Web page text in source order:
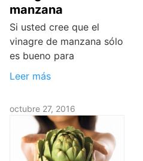
manzana
Si usted cree que el
vinagre de manzana sólo
es bueno para
Leer más
octubre 27, 2016